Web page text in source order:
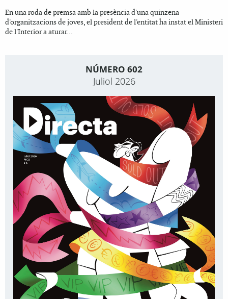
En una roda de premsa amb la presència d'una quinzena
d'organitzacions de joves, el president de l'entitat ha instat el Ministeri
de l'Interior a aturar...
NÚMERO 602
Juliol 2026